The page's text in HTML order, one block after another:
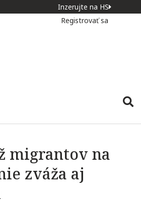
Inzerujte na HS
Registrovať sa
migrantov na
zváža aj